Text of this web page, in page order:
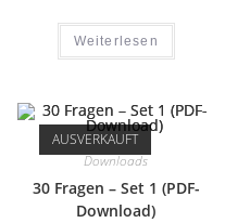
Weiterlesen
AUSVERKAUFT
Downloads
30 Fragen – Set 1 (PDF-
Download)